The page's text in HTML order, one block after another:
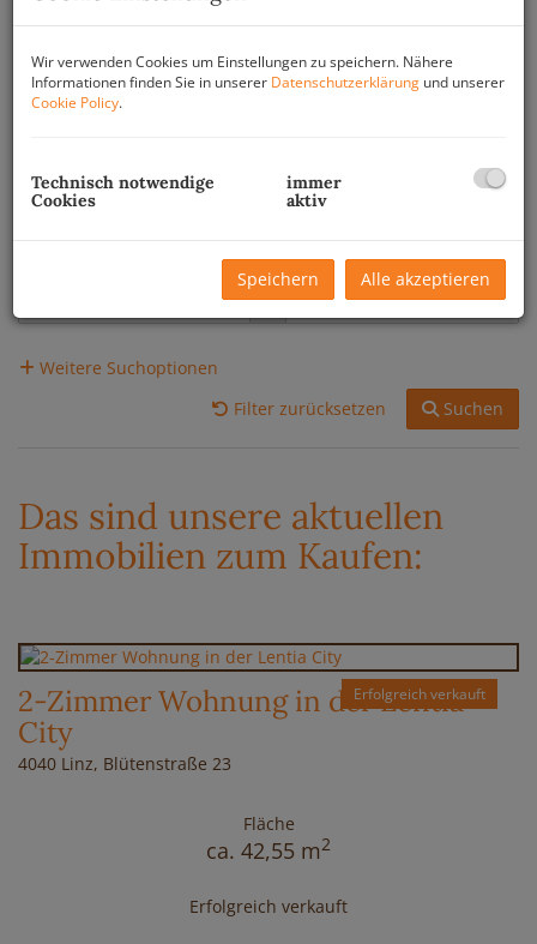
Preis
Zimmer
-
Weitere Suchoptionen
Filter zurücksetzen
Suchen
Das sind unsere aktuellen
Immobilien zum Kaufen:
Erfolgreich verkauft
2-Zimmer Wohnung in der Lentia
City
4040 Linz, Blütenstraße 23
Fläche
ca. 42,55 m2
Erfolgreich verkauft
Wir verwenden Cookies um Einstellungen zu speichern. Nähere
Informationen finden Sie in unserer Datenschutzerklärung und unserer
Cookie Policy.
Technisch notwendige
Cookies
immer
aktiv
Speichern Alle akzeptieren